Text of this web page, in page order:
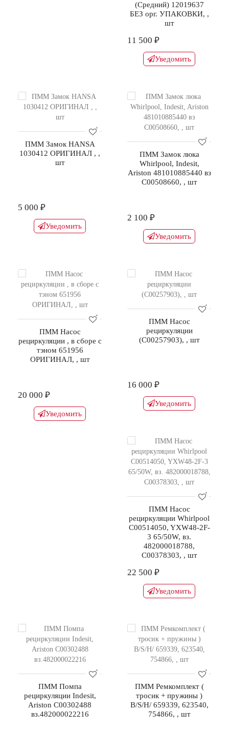
(Средний) 12019637
БЕЗ орг. УПАКОВКИ, ,
шт
11 500 ₽
Уведомить
ПММ Замок HANSA
1030412 ОРИГИНАЛ , ,
шт
5 000 ₽
Уведомить
ПММ Замок люка
Whirlpool, Indesit,
Ariston 481010885440 вз
C00508660, , шт
2 100 ₽
Уведомить
ПММ Насос
рециркуляции , в сборе с
тэном 651956
ОРИГИНАЛ, , шт
20 000 ₽
Уведомить
ПММ Насос
рециркуляции
(С00257903), , шт
16 000 ₽
Уведомить
ПММ Насос
рециркуляции Whirlpool
C00514050, YXW48-2F-
3 65/50W, вз.
482000018788,
C00378303, , шт
22 500 ₽
Уведомить
ПММ Помпа
рециркуляции Indesit,
Ariston C00302488
вз.482000022216
ПММ Ремкомплект (
тросик + пружины )
B/S/H/ 659339, 623540,
754866, , шт